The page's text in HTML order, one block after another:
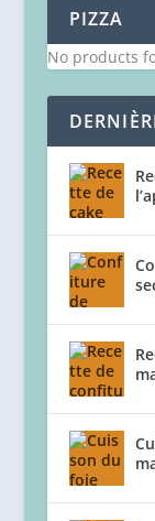
PIZZA
No products